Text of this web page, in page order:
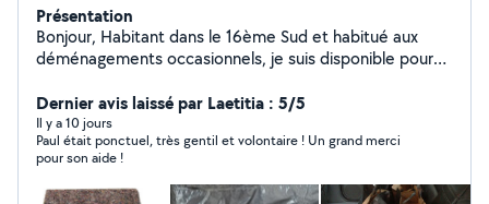
Présentation
Bonjour, Habitant dans le 16ème Sud et habitué aux
déménagements occasionnels, je suis disponible pour
des sangles élastiques. Possibilité de vous accompagner
en province. Cordialement
Dernier avis laissé par Laetitia : 5/5
Il y a 10 jours
Paul était ponctuel, très gentil et volontaire ! Un grand merci
pour son aide !